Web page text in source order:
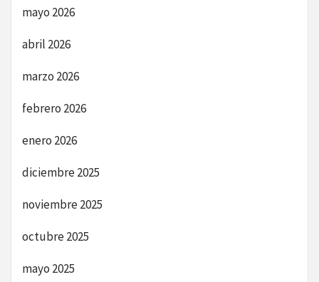
mayo 2026
abril 2026
marzo 2026
febrero 2026
enero 2026
diciembre 2025
noviembre 2025
octubre 2025
mayo 2025